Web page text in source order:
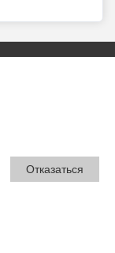
Отказаться